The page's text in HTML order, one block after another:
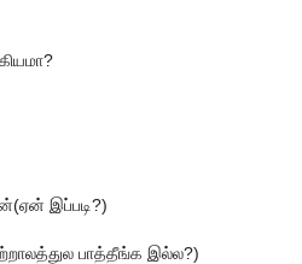
இப்படி?)
பாத்தீங்க இல்ல?)